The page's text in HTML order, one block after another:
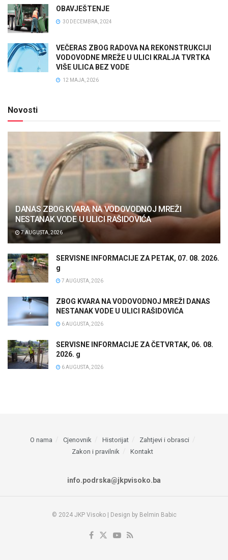
OBAVJEŠTENJE
30 DECEMBRA, 2024
VEČERAS ZBOG RADOVA NA REKONSTRUKCIJI
VODOVODNE MREŽE U ULICI KRALJA TVRTKA
VIŠE ULICA BEZ VODE
12 MAJA, 2026
Novosti
DANAS ZBOG KVARA NA VODOVODNOJ MREŽI
NESTANAK VODE U ULICI RAŠIDOVIĆA
7 AUGUSTA, 2026
SERVISNE INFORMACIJE ZA PETAK, 07. 08. 2026.
g
7 AUGUSTA, 2026
ZBOG KVARA NA VODOVODNOJ MREŽI DANAS
NESTANAK VODE U ULICI RAŠIDOVIĆA
6 AUGUSTA, 2026
SERVISNE INFORMACIJE ZA ČETVRTAK, 06. 08.
2026. g
6 AUGUSTA, 2026
O nama Cjenovnik Historijat
Zahtjevi i obrasci
Zakon i pravilnik
Kontakt
info.podrska@jkpvisoko.ba
© 2024 JKP Visoko | Design by Belmin Babic